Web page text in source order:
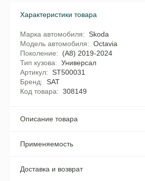
Характеристики товара
Марка автомобиля
Skoda
Модель автомобиля
Octavia
Поколение
(A8) 2019-2024
Тип кузова
Универсал
Артикул
ST500031
Бренд
SAT
Код товара
308149
Описание товара
Применяемость
Доставка и возврат